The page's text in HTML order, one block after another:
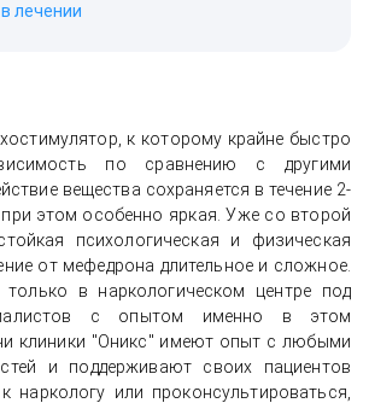
лечении
к которому крайне быстро
по сравнению с другими
вещества сохраняется в течение 2-
этом особенно яркая. Уже со второй
психологическая и физическая
от мефедрона длительное и сложное.
в наркологическом центре под
с опытом именно в этом
клиники "Оникс" имеют опыт с любыми
и поддерживают своих пациентов
наркологу или проконсультироваться,